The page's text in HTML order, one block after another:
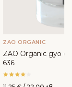
ZAO ORGANIC
ZAO Organic дуо
636